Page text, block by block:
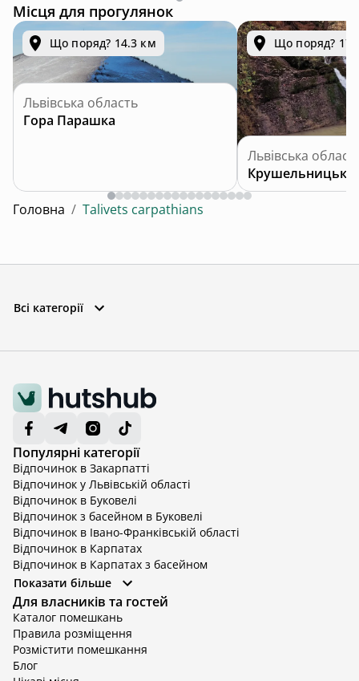
Місця для прогулянок
Що поряд? 14.3 км
Львівська область
Гора Парашка
Що поряд?
Львівська
Головна / Talivets carpathians
Всі категорії
Популярні категорії
Відпочинок в Закарпатті
Відпочинок у Львівській області
Відпочинок в Буковелі
Відпочинок з басейном в Буковелі
Відпочинок в Івано-Франківській області
Відпочинок в Карпатах
Відпочинок в Карпатах з басейном
Відпочинок в Київській області
Відпочинок в Київській області з басейном
Відпочинок в Тернопільській області
Відпочинок у Вінницькій області
Відпочинок в Яремче
Відпочинок у Львівській області з басейном
Відпочинок з басейном в Тернопільській області
Показати більше
Для власників та гостей
Каталог помешкань
Правила розміщення
Розмістити помешкання
Блог